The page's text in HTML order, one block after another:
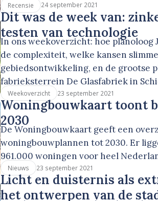
Recensie 24 september 2021
Dit was de week van:
testen van technologie
In ons weekoverzicht: hoe planoloog
de complexiteit, welke kansen
gebiedsontwikkeling, en de grootse
fabrieksterrein De Glasfabriek in
Weekoverzicht 23 september 2021
Woningbouwkaart toont
2030
De Woningbouwkaart geeft een
woningbouwplannen tot 2030. Er
961.000 woningen voor heel
Nieuws 23 september 2021
Licht en duisternis als
het ontwerpen van de